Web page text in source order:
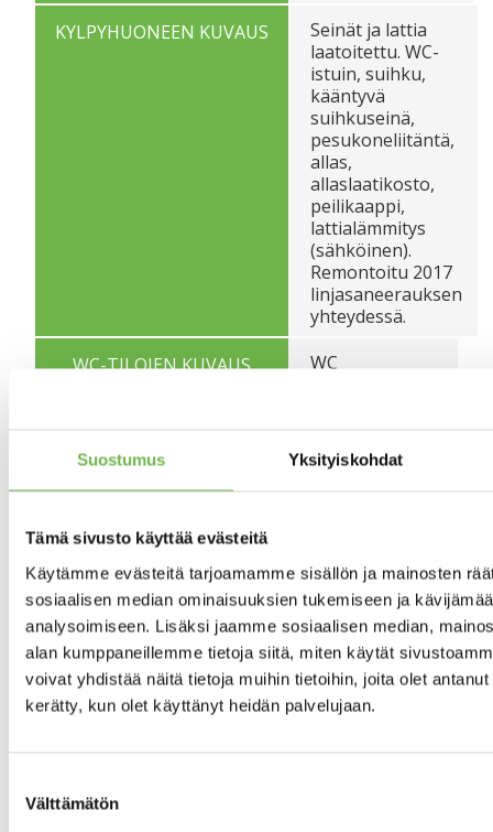
Suostumus Yksityiskohdat
Tämä sivusto käyttää evästeitä
Käytämme evästeitä tarjoamamme sisällön ja mainosten
sosiaalisen median ominaisuuksien tukemiseen ja
analysoimiseen. Lisäksi jaamme sosiaalisen median,
alan kumppaneillemme tietoja siitä, miten käytät
voivat yhdistää näitä tietoja muihin tietoihin, joita olet
kerätty, kun olet käyttänyt heidän palvelujaan.
valinta
Välttämätön
KYLPYHUONEEN KUVAUS
Seinät ja lattia
laatoitettu. WC-
istuin, suihku,
kääntyvä
suihkuseinä,
pesukoneliitäntä,
allas,
allaslaatikosto,
peilikaappi,
lattialämmitys
(sähköinen).
Remontoitu 2017
linjasaneerauksen
yhteydessä.
WC-TILOJEN KUVAUS
WC
ETEISTILOJEN KUVAUS
Eteisessä
lautalattia.
Katon
pintamateriaali:
Tiilikate
Taloyhtiö
TALOYHTIÖÖN KUULUU